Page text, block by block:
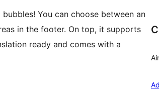
You can choose between an
in the footer. On top, it supports
ready and comes with a